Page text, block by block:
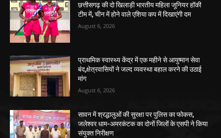
छत्तीसगढ़ की दो खिलाड़ी भारतीय महिला जूनियर हॉकी
टीम में, चीन में होने वाले एशिया कप में दिखाएंगी दम
August 6, 2026
प्राथमिक स्वास्थ्य केंद्र में एक महीने से आयुष्मान सेवा
बंद,क्षेत्रवासियों ने जल्द व्यवस्था बहाल करने की उठाई
मांग
August 6, 2026
सावन में श्रद्धालुओं की सुरक्षा पर पुलिस का फोकस,
जलेश्वर धाम-अमरकंटक का दोनों जिलों के एसपी ने किया
संयुक्त निरीक्षण